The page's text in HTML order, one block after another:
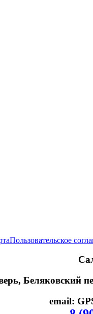
Пользовательское
Беляковский
email: